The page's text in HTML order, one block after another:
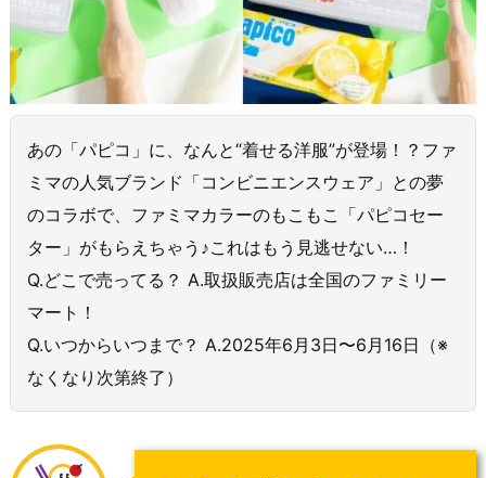
あの「パピコ」に、なんと“着せる洋服”が登場！？ファ
ミマの人気ブランド「コンビニエンスウェア」との夢
のコラボで、ファミマカラーのもこもこ「パピコセー
ター」がもらえちゃう♪これはもう見逃せない…！
Q.どこで売ってる？ A.取扱販売店は全国のファミリー
マート！
Q.いつからいつまで？ A.2025年6月3日〜6月16日（※
なくなり次第終了）